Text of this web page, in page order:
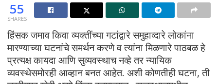
55
SHARES
हिंसक जमाव किवा व्यक्तींच्या गटांद्वारे समुहाव्दारे लोकांना
मारण्याच्या घटनांचे समर्थन करणे व त्यांना मिळणारे पाठबळ हे
प्रत्यक्ष कायदा आणि सुव्यवस्थाच नव्हे तर न्यायिक
व्यवस्थेसमोरही आव्हान बनत आहेत. अशी कोणतीही घटना, ती